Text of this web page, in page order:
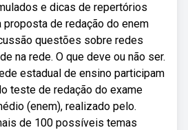
e dicas de repertórios
proposta de redação do enem
questões sobre redes
na rede. O que deve ou não ser.
estadual de ensino participam
teste de redação do exame
(enem), realizado pelo.
de 100 possíveis temas